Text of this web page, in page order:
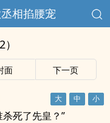
相掐腰宠
面 下一页
死了先皇？”